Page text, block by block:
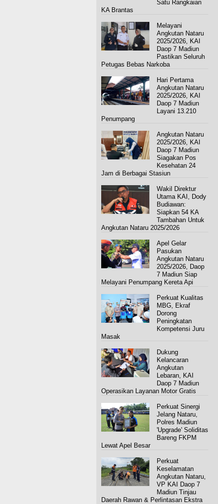
Satu Rangkaian
KA Brantas
Melayani
Angkutan Nataru
2025/2026, KAI
Daop 7 Madiun
Pastikan Seluruh
Petugas Bebas Narkoba
Hari Pertama
Angkutan Nataru
2025/2026, KAI
Daop 7 Madiun
Layani 13.210
Penumpang
Angkutan Nataru
2025/2026, KAI
Daop 7 Madiun
Siagakan Pos
Kesehatan 24
Jam di Berbagai Stasiun
Wakil Direktur
Utama KAI, Dody
Budiawan:
Siapkan 54 KA
Tambahan Untuk
Angkutan Nataru 2025/2026
Apel Gelar
Pasukan
Angkutan Nataru
2025/2026, Daop
7 Madiun Siap
Melayani Penumpang Kereta Api
Perkuat Kualitas
MBG, Ekraf
Dorong
Peningkatan
Kompetensi Juru
Masak
Dukung
Kelancaran
Angkutan
Lebaran, KAI
Daop 7 Madiun
Operasikan Layanan Motor Gratis
Perkuat Sinergi
Jelang Nataru,
Polres Madiun
'Upgrade' Soliditas
Bareng FKPM
Lewat Apel Besar
Perkuat
Keselamatan
Angkutan Nataru,
VP KAI Daop 7
Madiun Tinjau
Daerah Rawan & Perlintasan Ekstra